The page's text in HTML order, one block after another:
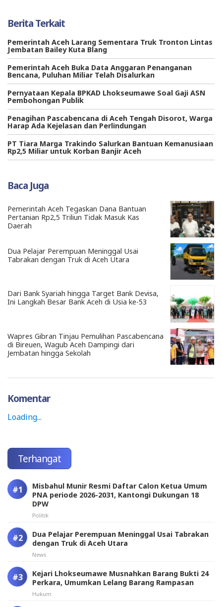
Berita Terkait
Pemerintah Aceh Larang Sementara Truk Tronton Lintas
Jembatan Bailey Kuta Blang
Pemerintah Aceh Buka Data Anggaran Penanganan
Bencana, Puluhan Miliar Telah Disalurkan
Pernyataan Kepala BPKAD Lhokseumawe Soal Gaji ASN
Pembohongan Publik
Penagihan Pascabencana di Aceh Tengah Disorot, Warga
Harap Ada Kejelasan dan Perlindungan
PT Tiara Marga Trakindo Salurkan Bantuan Kemanusiaan
Rp2,5 Miliar untuk Korban Banjir Aceh
Baca Juga
Pemerintah Aceh Tegaskan Dana Bantuan
Pertanian Rp2,5 Triliun Tidak Masuk Kas
Daerah
Dua Pelajar Perempuan Meninggal Usai
Tabrakan dengan Truk di Aceh Utara
Dari Bank Syariah hingga Target Bank Devisa,
Ini Langkah Besar Bank Aceh di Usia ke-53
Wapres Gibran Tinjau Pemulihan Pascabencana
di Bireuen, Wagub Aceh Dampingi dari
Jembatan hingga Sekolah
Komentar
Loading...
Terhangat
Misbahul Munir Resmi Daftar Calon Ketua Umum
PNA periode 2026-2031, Kantongi Dukungan 18
DPW
Politik
Dua Pelajar Perempuan Meninggal Usai Tabrakan
dengan Truk di Aceh Utara
News
Kejari Lhokseumawe Musnahkan Barang Bukti 24
Perkara, Umumkan Lelang Barang Rampasan
Hukum